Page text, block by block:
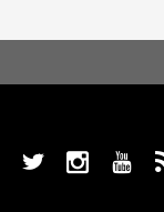
a x r